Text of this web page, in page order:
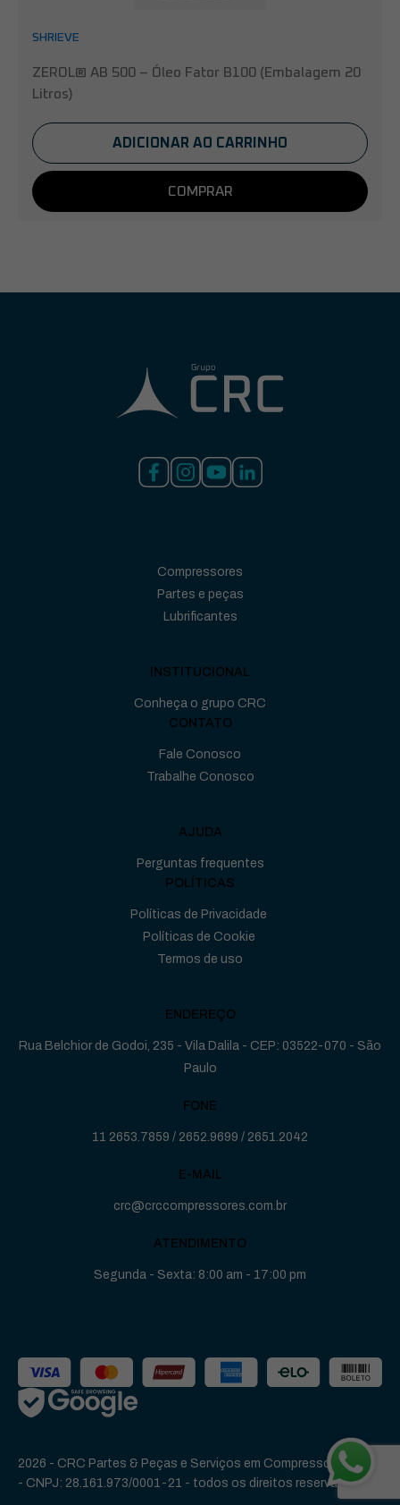
SHRIEVE
ZEROL® AB 500 – Óleo Fator B100 (Embalagem 20
Litros)
ADICIONAR AO CARRINHO
COMPRAR
Compressores
Partes e peças
Lubrificantes
INSTITUCIONAL
Conheça o grupo CRC
CONTATO
Fale Conosco
Trabalhe Conosco
AJUDA
Perguntas frequentes
POLÍTICAS
Políticas de Privacidade
Políticas de Cookie
Termos de uso
ENDEREÇO
Rua Belchior de Godoi, 235 - Vila Dalila - CEP: 03522-070 - São
Paulo
FONE
11 2653.7859 / 2652.9699 / 2651.2042
E-MAIL
crc@crccompressores.com.br
ATENDIMENTO
Segunda - Sexta: 8:00 am - 17:00 pm
2026 - CRC Partes & Peças e Serviços em Compressores Ltda
- CNPJ: 28.161.973/0001-21 - todos os direitos reservados